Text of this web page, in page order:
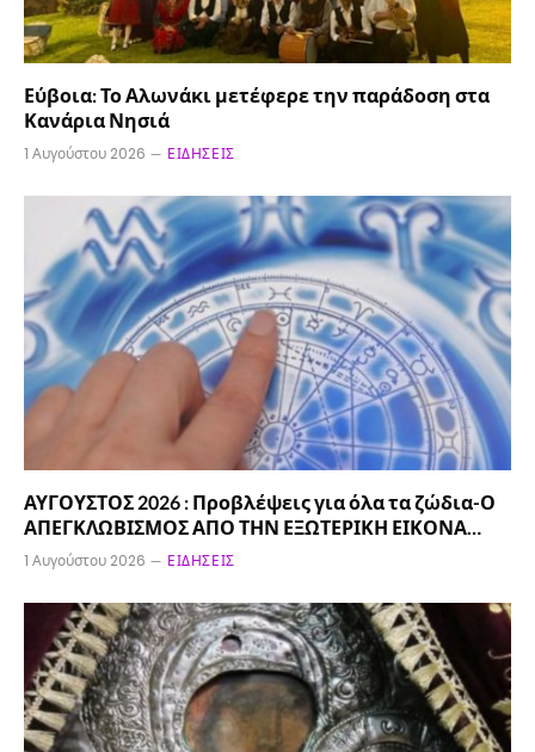
Εύβοια: Το Αλωνάκι μετέφερε την παράδοση στα
Κανάρια Νησιά
1 Αυγούστου 2026 ΕΙΔΉΣΕΙΣ
ΑΥΓΟΥΣΤΟΣ 2026 : Προβλέψεις για όλα τα ζώδια-Ο
ΑΠΕΓΚΛΩΒΙΣΜΟΣ ΑΠΟ ΤΗΝ ΕΞΩΤΕΡΙΚΗ ΕΙΚΟΝΑ…
1 Αυγούστου 2026 ΕΙΔΉΣΕΙΣ